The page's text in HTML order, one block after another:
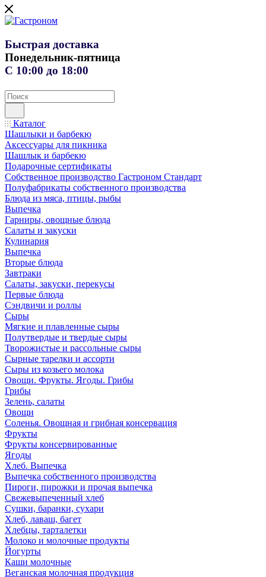
Быстрая доставка
Понедельник-пятница
С 10:00 до 18:00
Каталог
Шашлыки и барбекю
Аксессуары для пикника
Шашлык и барбекю
Подарочные сертификаты
Собственное производство Гастроном Стандарт
Полуфабрикаты собственного производства
Блюда из мяса, птицы, рыбы
Выпечка
Гарниры, овощные блюда
Салаты и закуски
Кулинария
Выпечка
Вторые блюда
Завтраки
Салаты, закуски, перекусы
Первые блюда
Сэндвичи и роллы
Сыры
Мягкие и плавленные сыры
Полутвердые и твердые сыры
Творожистые и рассольные сыры
Сырные тарелки и ассорти
Сыры из козьего молока
Овощи. Фрукты. Ягоды. Грибы
Грибы
Зелень, салаты
Овощи
Соленья. Овощная и грибная консервация
Фрукты
Фрукты консервированные
Ягоды
Хлеб. Выпечка
Выпечка собственного производства
Пироги, пирожки и прочая выпечка
Свежевыпеченный хлеб
Сушки, баранки, сухари
Хлеб, лаваш, багет
Хлебцы, тарталетки
Молоко и молочные продукты
Йогурты
Каши молочные
Веганская молочная продукция